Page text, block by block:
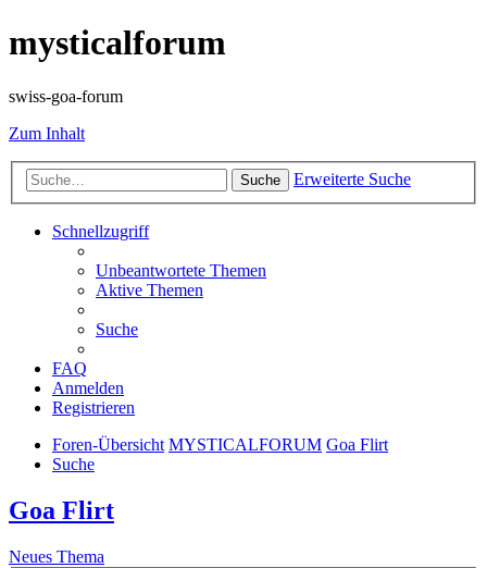
mysticalforum
swiss-goa-forum
Zum Inhalt
Suche Erweiterte Suche
Schnellzugriff
Unbeantwortete Themen
Aktive Themen
Suche
FAQ
Anmelden
Registrieren
Foren-Übersicht MYSTICALFORUM Goa Flirt
Suche
Goa Flirt
Neues Thema